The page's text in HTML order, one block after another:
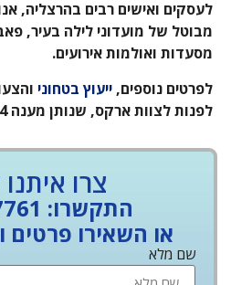
לעסקים ואישים רבים בהרצליה,
מבוטל של מועדוני לילה בעיר,
מסעדות ואולמות אירועים.
לפרטים נוספים, ייעוץ בטחוני
לפנות לצוות ארקס, שנותן מענה 24 שעות ביממה.
צרו
התקשרו: 03-6777761
או השאירו פרטים
שם מלא